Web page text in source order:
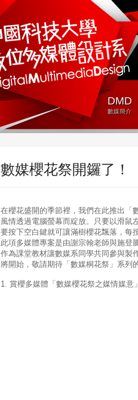
DMD
數媒簡介
數媒櫻花祭開鑼了！
在櫻花盛開的季節裡，我們在此推出「
風情透過電腦螢幕而綻放。 只要以滑鼠
要按下空白鍵就可讓滿樹櫻花飄落， 每
此項多媒體專案是由謝宗翰老師與施登
作為課堂教材讓數媒系同學共同參與製
將開始，敬請期待「數媒桐花祭」系列
1. 賞櫻多媒體「數媒櫻花祭之媒情媒意